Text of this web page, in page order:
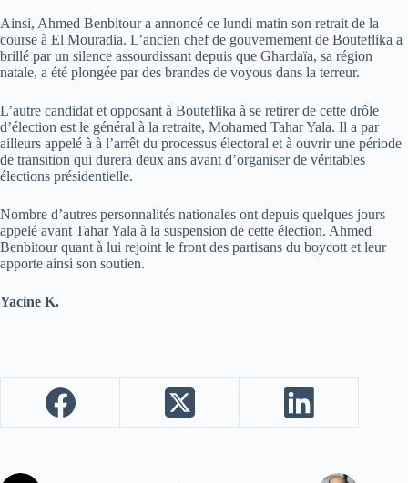
Ainsi, Ahmed Benbitour a annoncé ce lundi matin son retrait de la
course à El Mouradia. L’ancien chef de gouvernement de Bouteflika a
brillé par un silence assourdissant depuis que Ghardaïa, sa région
natale, a été plongée par des brandes de voyous dans la terreur.
L’autre candidat et opposant à Bouteflika à se retirer de cette drôle
d’élection est le général à la retraite, Mohamed Tahar Yala. Il a par
ailleurs appelé à à l’arrêt du processus électoral et à ouvrir une période
de transition qui durera deux ans avant d’organiser de véritables
élections présidentielle.
Nombre d’autres personnalités nationales ont depuis quelques jours
appelé avant Tahar Yala à la suspension de cette élection. Ahmed
Benbitour quant à lui rejoint le front des partisans du boycott et leur
apporte ainsi son soutien.
Yacine K.